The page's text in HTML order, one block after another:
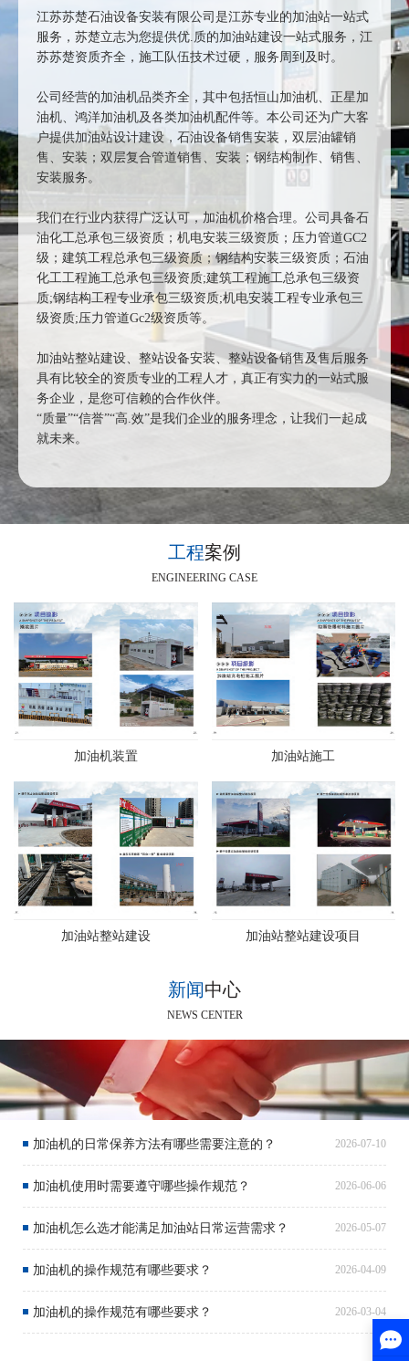
江苏苏楚石油设备安装有限公司是江苏专业的加油站一站式
服务，苏楚立志为您提供优.质的加油站建设一站式服务，江
苏苏楚资质齐全，施工队伍技术过硬，服务周到及时。
公司经营的加油机品类齐全，其中包括恒山加油机、正星加
油机、鸿洋加油机及各类加油机配件等。本公司还为广大客
户提供加油站设计建设，石油设备销售安装，双层油罐销
售、安装；双层复合管道销售、安装；钢结构制作、销售、
安装服务。
我们在行业内获得广泛认可，加油机价格合理。公司具备石
油化工总承包三级资质；机电安装三级资质；压力管道GC2
级；建筑工程总承包三级资质；钢结构安装三级资质；石油
化工工程施工总承包三级资质;建筑工程施工总承包三级资
质;钢结构工程专业承包三级资质;机电安装工程专业承包三
级资质;压力管道Gc2级资质等。
加油站整站建设、整站设备安装、整站设备销售及售后服务
具有比较全的资质专业的工程人才，真正有实力的一站式服
务企业，是您可信赖的合作伙伴。
“质量”“信誉”“高.效”是我们企业的服务理念，让我们一起成
就未来。
工程案例
ENGINEERING CASE
加油机装置 加油站施工
加油站整站建设 加油站整站建设项目
新闻中心
NEWS CENTER
加油机的日常保养方法有哪些需要注意的？ 2026-07-10
加油机使用时需要遵守哪些操作规范？ 2026-06-06
加油机怎么选才能满足加油站日常运营需求？ 2026-05-07
加油机的操作规范有哪些要求？ 2026-04-09
加油机的操作规范有哪些要求？ 2026-03-04